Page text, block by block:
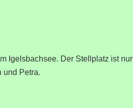
Igelsbachsee. Der Stellplatz ist nur
und Petra.